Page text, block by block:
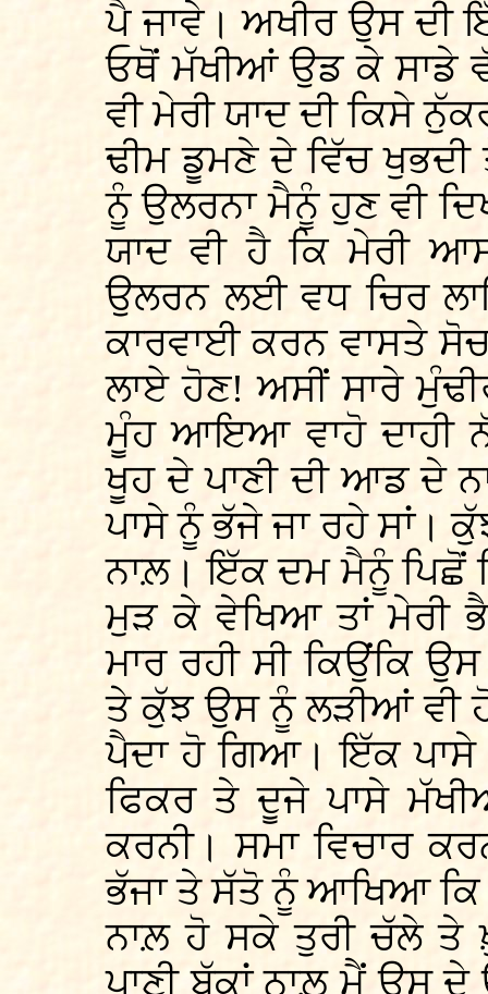
ਪੈ ਜਾਵੇ। ਅਖੀਰ ਉਸ ਦੀ
ਓਥੋਂ ਮੱਖੀਆਂ ਉਡ ਕੇ
ਵੀ ਮੇਰੀ ਯਾਦ ਦੀ ਕਿਸੇ
ਢੀਮ ਡੂਮਣੇ ਦੇ ਵਿੱਚ
ਨੂੰ ਉਲਰਨਾ ਮੈਨੂੰ ਹੁਣ ਵੀ
ਯਾਦ ਵੀ ਹੈ ਕਿ ਮੇਰੀ
ਉਲਰਨ ਲਈ ਵਧ ਚਿਰ
ਕਾਰਵਾਈ ਕਰਨ ਵਾਸਤੇ
ਲਾਏ ਹੋਣ! ਅਸੀਂ ਸਾਰੇ
ਮੂੰਹ ਆਇਆ ਵਾਹੋ ਦਾਹੀ
ਖੂਹ ਦੇ ਪਾਣੀ ਦੀ ਆਡ ਦੇ
ਪਾਸੇ ਨੂੰ ਭੱਜੇ ਜਾ ਰਹੇ ਸਾਂ।
ਨਾਲ਼। ਇੱਕ ਦਮ ਮੈਨੂੰ ਪਿਛੋਂ
ਮੁੜ ਕੇ ਵੇਖਿਆ ਤਾਂ ਮੇਰੀ
ਮਾਰ ਰਹੀ ਸੀ ਕਿਉਂਕਿ
ਤੇ ਕੁੱਝ ਉਸ ਨੂੰ ਲੜੀਆਂ ਵੀ
ਪੈਦਾ ਹੋ ਗਿਆ। ਇੱਕ ਪਾਸੇ
ਫਿਕਰ ਤੇ ਦੂਜੇ ਪਾਸੇ
ਕਰਨੀ। ਸਮਾ ਵਿਚਾਰ
ਭੱਜਾ ਤੇ ਸੱਤੋ ਨੂੰ ਆਖਿਆ
ਨਾਲ਼ ਹੋ ਸਕੇ ਤੁਰੀ ਚੱਲੇ
ਪਾਣੀ ਬੁੱਕਾਂ ਨਾਲ਼ ਮੈਂ ਉਸ